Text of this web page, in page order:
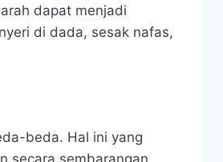
dapat menjadi
di dada, sesak nafas,
beda. Hal ini yang